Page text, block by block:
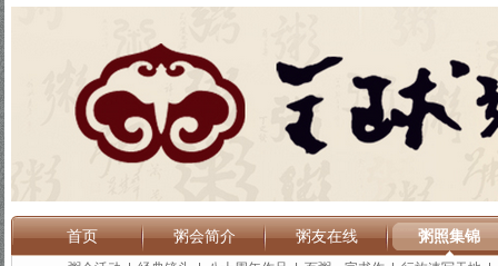
首页 粥会简介 粥友在线 粥照集锦